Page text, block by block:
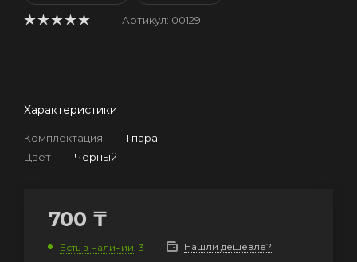
Артикул: 00129
Характеристики
Комплектация — 1 пара
Цвет — Черный
700 ₸
Есть в наличии: 3 Нашли дешевле?